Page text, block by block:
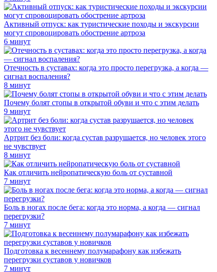
Активный отпуск: как туристические походы и экскурсии
могут спровоцировать обострение артроза
6 минут
Отечность в суставах: когда это просто перегрузка, а когда —
сигнал воспаления?
8 минут
Почему болят стопы в открытой обуви и что с этим делать
9 минут
Артрит без боли: когда сустав разрушается, но человек этого
не чувствует
8 минут
Как отличить нейропатическую боль от суставной
7 минут
Боль в ногах после бега: когда это норма, а когда — сигнал
перегрузки?
7 минут
Подготовка к весеннему полумарафону как избежать
перегрузки суставов у новичков
7 минут